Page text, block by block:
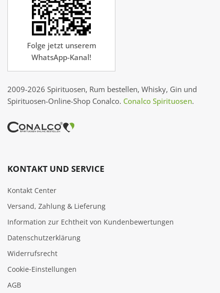
Folge jetzt unserem
WhatsApp-Kanal!
2009-2026 Spirituosen, Rum bestellen, Whisky, Gin und
Spirituosen-Online-Shop Conalco. Conalco Spirituosen.
KONTAKT UND SERVICE
Kontakt Center
Versand, Zahlung & Lieferung
Information zur Echtheit von Kundenbewertungen
Datenschutzerklärung
Widerrufsrecht
Cookie‑Einstellungen
AGB